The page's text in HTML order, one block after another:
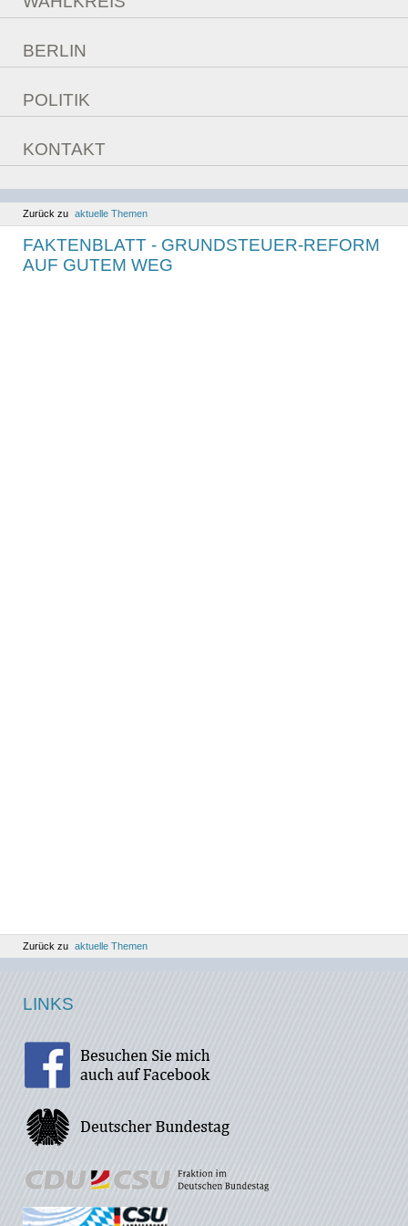
Überzeugungen
Bilder
BERLIN
Reden
POLITIK
Bilanz
Ziele
Kommunales
KONTAKT
Berlinfahrt
Zurück zu aktuelle Themen
FAKTENBLATT - GRUNDSTEUER-REFORM
AUF GUTEM WEG
Zurück zu aktuelle Themen
LINKS